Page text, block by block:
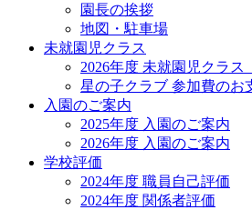
園長の挨拶
地図・駐車場
未就園児クラス
2026年度 未就園児クラス
星の子クラブ 参加費のお
入園のご案内
2025年度 入園のご案内
2026年度 入園のご案内
学校評価
2024年度 職員自己評価
2024年度 関係者評価